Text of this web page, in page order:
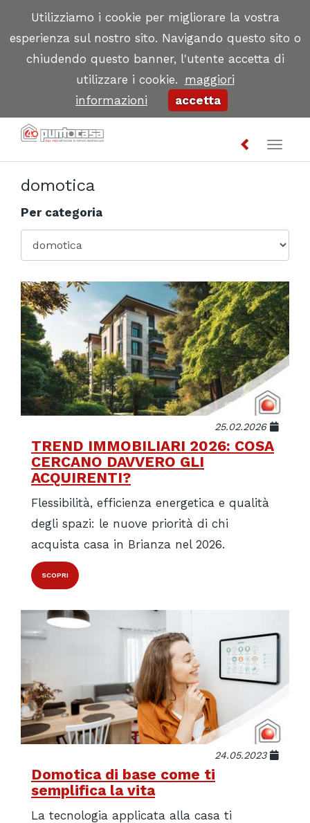
Utilizziamo i cookie per migliorare la vostra
esperienza sul nostro sito. Navigando questo sito o
chiudendo questo banner, l'utente accetta di
utilizzare i cookie. maggiori
informazioni
accetta
Toggle
domotica
Per categoria
25.02.2026
TREND IMMOBILIARI 2026: COSA
CERCANO DAVVERO GLI
ACQUIRENTI?
Flessibilità, efficienza energetica e qualità
degli spazi: le nuove priorità di chi
acquista casa in Brianza nel 2026.
SCOPRI
24.05.2023
Domotica di base come ti
semplifica la vita
La tecnologia applicata alla casa ti